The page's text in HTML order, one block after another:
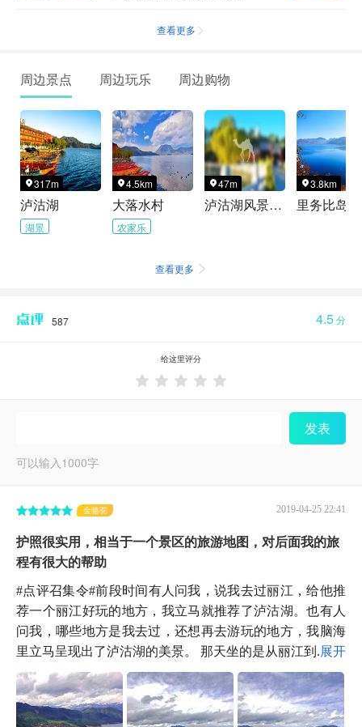
查看更多 
周边景点 周边玩乐 周边购物
317m
泸沽湖
湖景
4.5km
大落水村
农家乐
47m
泸沽湖风景名胜区-遇亭
3.8km
里务比岛
查看更多 
587 4.5分
给这里评分
    
发表
可以输入1000字
2019-04-25 22:41
金骆驼
护照很实用，相当于一个景区的旅游地图，对后面我的旅
程有很大的帮助
#点评召集令#前段时间有人问我，说我去过丽江，给他推
荐一个丽江好玩的地方，我立马就推荐了泸沽湖。也有人
问我，哪些地方是我去过，还想再去游玩的地方，我脑海
里立马呈现出了泸沽湖的美景。 那天坐的是从丽江到...展开